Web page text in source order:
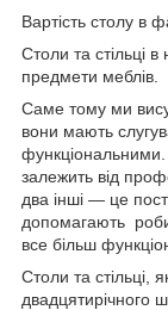
Вартість столу в
Столи та стільці
предмети меблів.
Саме тому ми
вони мають
залежить від
два інші — це
допомагають
все більш
Столи та стільці,
двадцятирічного